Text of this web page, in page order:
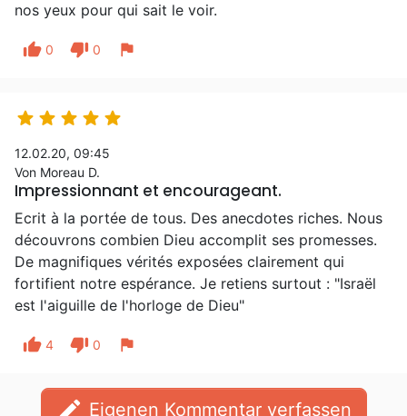
nos yeux pour qui sait le voir.
thumb_up 0 thumb_down 0 flag
    
12.02.20, 09:45
Von Moreau D.
Impressionnant et encourageant.
Ecrit à la portée de tous. Des anecdotes riches. Nous
découvrons combien Dieu accomplit ses promesses.
De magnifiques vérités exposées clairement qui
fortifient notre espérance. Je retiens surtout : "Israël
est l'aiguille de l'horloge de Dieu"
thumb_up 4 thumb_down 0 flag
edit Eigenen Kommentar verfassen